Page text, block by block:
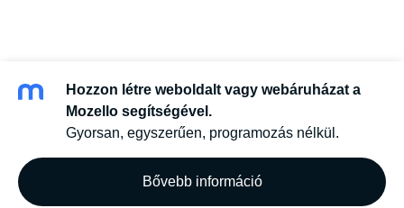
Hozzon létre weboldalt vagy webáruházat a
Mozello segítségével.
Gyorsan, egyszerűen, programozás nélkül.
Bővebb információ